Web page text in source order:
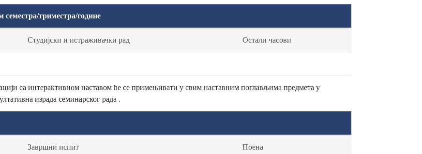
семестра/триместра/године
Студијски и истраживачки рад Остали часови
са интерактивном наставом ће се примењивати у свим наставним поглављима предмета у
израда семинарског рада .
Завршни испит Поена